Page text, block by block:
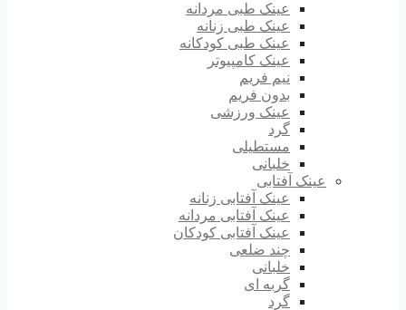
عینک طبی مردانه
عینک طبی زنانه
عینک طبی کودکانه
عینک کامپیوتر
نیم فریم
بدون فریم
عینک ورزشی
گرد
مستطیلی
خلبانی
عینک آفتابی
عینک آفتابی زنانه
عینک آفتابی مردانه
عینک آفتابی کودکان
چند ضلعی
خلبانی
گربه ای
گرد